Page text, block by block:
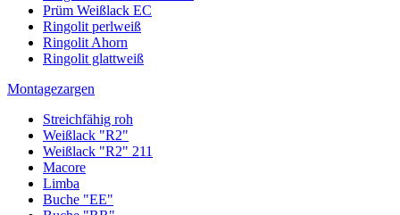
Prüm Weißlack EC
Ringolit perlweiß
Ringolit Ahorn
Ringolit glattweiß
Montagezargen
Streichfähig roh
Weißlack "R2"
Weißlack "R2" 211
Macore
Limba
Buche "EE"